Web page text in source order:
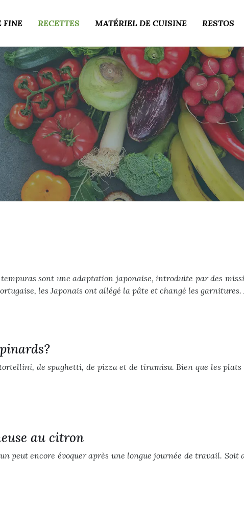
FINE RECETTES MATÉRIEL DE CUISINE RESTOS
sont une adaptation japonaise, introduite par des
les Japonais ont allégé la pâte et changé les garnitures.
de spaghetti, de pizza et de tiramisu. Bien que les
au citron
peut encore évoquer après une longue journée de travail.